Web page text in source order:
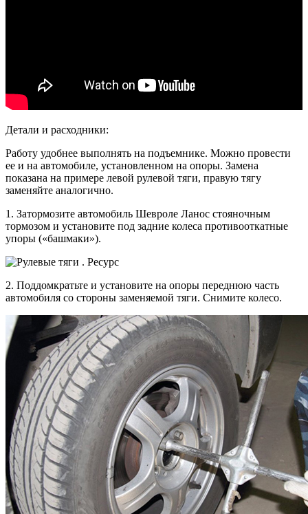
Детали и расходники:
Работу удобнее выполнять на подъемнике. Можно провести
ее и на автомобиле, установленном на опоры. Замена
показана на примере левой рулевой тяги, правую тягу
заменяйте аналогично.
1. Затормозите автомобиль Шевроле Ланос стояночным
тормозом и установите под задние колеса противооткатные
упоры («башмаки»).
2. Поддомкратьте и установите на опоры переднюю часть
автомобиля со стороны заменяемой тяги. Снимите колесо.